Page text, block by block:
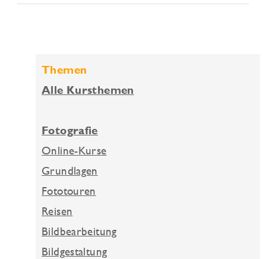
Themen
Alle Kursthemen
Fotografie
Online-Kurse
Grundlagen
Fototouren
Reisen
Bildbearbeitung
Bildgestaltung